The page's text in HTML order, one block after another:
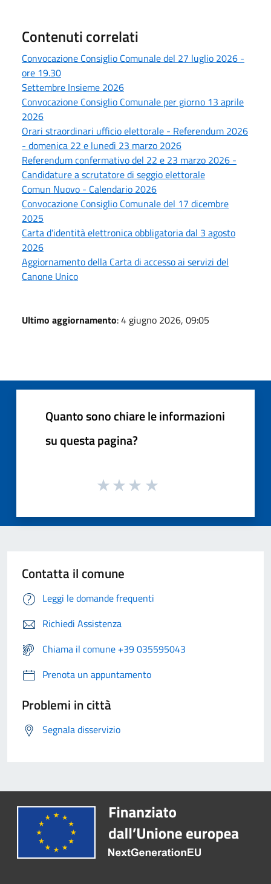
Contenuti correlati
Convocazione Consiglio Comunale del 27 luglio 2026 -
ore 19.30
Settembre Insieme 2026
Convocazione Consiglio Comunale per giorno 13 aprile
2026
Orari straordinari ufficio elettorale - Referendum 2026
- domenica 22 e lunedì 23 marzo 2026
Referendum confermativo del 22 e 23 marzo 2026 -
Candidature a scrutatore di seggio elettorale
Comun Nuovo - Calendario 2026
Convocazione Consiglio Comunale del 17 dicembre
2025
Carta d'identità elettronica obbligatoria dal 3 agosto
2026
Aggiornamento della Carta di accesso ai servizi del
Canone Unico
Ultimo aggiornamento: 4 giugno 2026, 09:05
Quanto sono chiare le informazioni
su questa pagina?
Contatta il comune
Leggi le domande frequenti
Richiedi Assistenza
Chiama il comune +39 035595043
Prenota un appuntamento
Problemi in città
Segnala disservizio